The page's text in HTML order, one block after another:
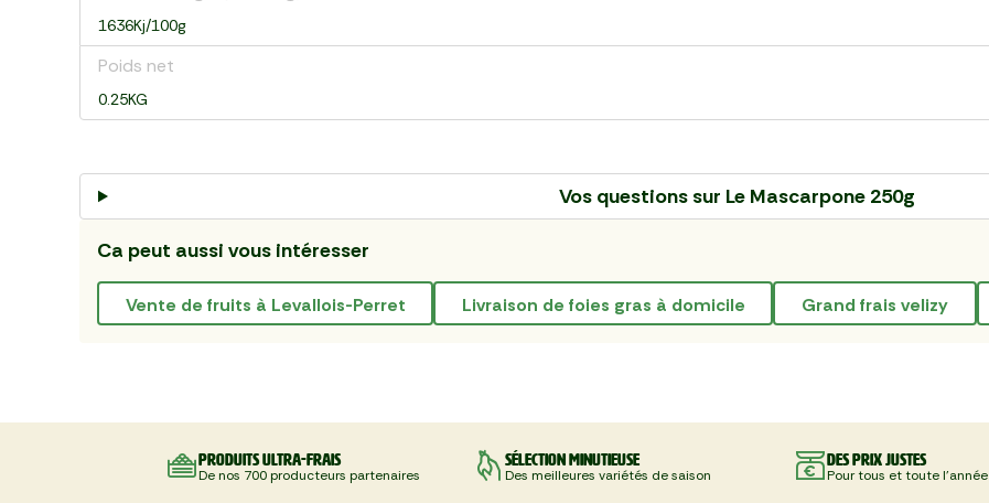
1636Kj/100g
Poids net
0.25KG
Vos questions sur Le Mascarpone 250g
Ca peut aussi vous intéresser
Vente de fruits à Levallois-Perret livraison de foies gras à domicile grand frais velizy
Produits ultra-frais
De nos 700 producteurs partenaires
Sélection minutieuse
Des meilleures variétés de saison
Des prix justes
Pour tous et toute l'année